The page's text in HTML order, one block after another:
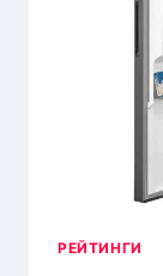
РЕЙТИНГИ